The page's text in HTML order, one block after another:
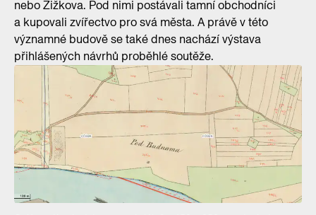
nebo Žižkova. Pod nimi postávali tamní obchodníci
a kupovali zvířectvo pro svá města. A právě v této
významné budově se také dnes nachází výstava
přihlášených návrhů proběhlé soutěže.